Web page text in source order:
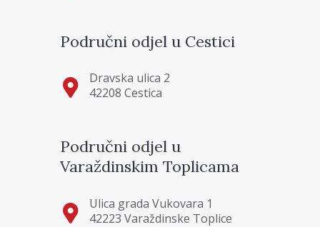
Područni odjel u Cestici
Dravska ulica 2
42208 Cestica
Područni odjel u
Varaždinskim Toplicama
Ulica grada Vukovara 1
42223 Varaždinske Toplice